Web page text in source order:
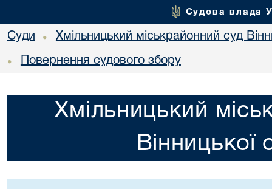
Судова влада
Суди • Хмільницький міськрайонний суд
• Повернення судового збору
Хмільницький
Вінницької